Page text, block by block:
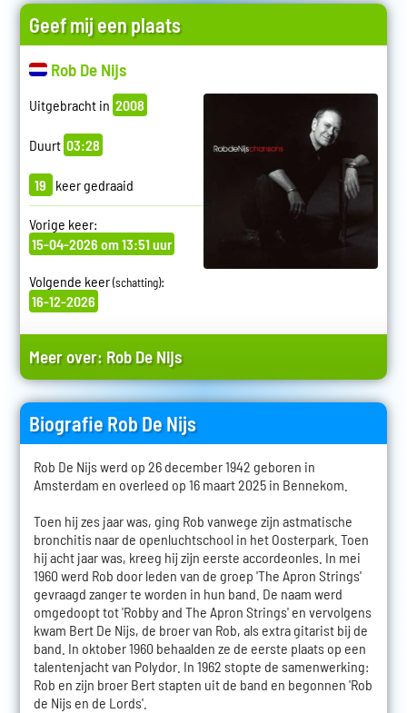
Geef mij een plaats
Rob De Nijs
Uitgebracht in 2008
Duurt 03:28
19 keer gedraaid
Vorige keer:
15-04-2026 om 13:51 uur
Volgende keer(schatting):
16-12-2026
Meer over: Rob De Nijs
Biografie Rob De Nijs
Rob De Nijs werd op 26 december 1942 geboren in
Amsterdam en overleed op 16 maart 2025 in Bennekom.
Toen hij zes jaar was, ging Rob vanwege zijn astmatische
bronchitis naar de openluchtschool in het Oosterpark. Toen
hij acht jaar was, kreeg hij zijn eerste accordeonles. In mei
1960 werd Rob door leden van de groep 'The Apron Strings'
gevraagd zanger te worden in hun band. De naam werd
omgedoopt tot 'Robby and The Apron Strings' en vervolgens
kwam Bert De Nijs, de broer van Rob, als extra gitarist bij de
band. In oktober 1960 behaalden ze de eerste plaats op een
talentenjacht van Polydor. In 1962 stopte de samenwerking:
Rob en zijn broer Bert stapten uit de band en begonnen 'Rob
de Nijs en de Lords'.